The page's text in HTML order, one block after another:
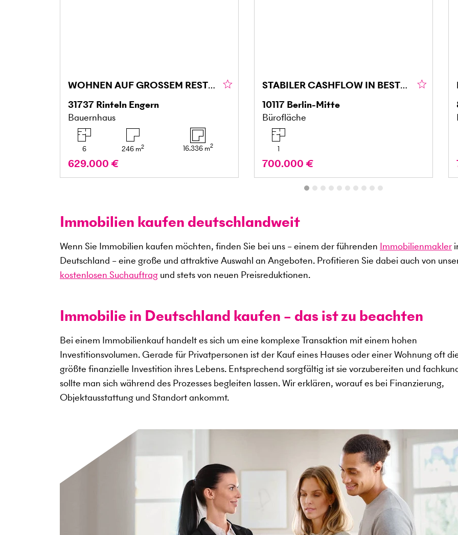
WOHNEN AUF GROSSEM RESTHOF IM WESERBERGLAND
31737 Rinteln Engern
Bauernhaus
6 246 m2 16.336m2
629.000 €
STABILER CASHFLOW IN BESTER CITYLAGE
10117 Berlin-Mitte
Bürofläche
1
700.000 €
Immobilien kaufen deutschlandweit
Wenn Sie Immobilien kaufen möchten, finden Sie bei uns – einem der führenden Immobilienmakler
Deutschland – eine große und attraktive Auswahl an Angeboten. Profitieren Sie dabei auch von
kostenlosen Suchauftrag und stets von neuen Preisreduktionen.
Immobilie in Deutschland kaufen – das ist zu beachten
Bei einem Immobilienkauf handelt es sich um eine komplexe Transaktion mit einem hohen
Investitionsvolumen. Gerade für Privatpersonen ist der Kauf eines Hauses oder einer Wohnung oft
größte finanzielle Investition ihres Lebens. Entsprechend sorgfältig ist sie vorzubereiten und
sollte man sich während des Prozesses begleiten lassen. Wir erklären, worauf es bei Finanzierung,
Objektausstattung und Standort ankommt.